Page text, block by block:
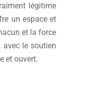
légitime
un espace et
et la force
avec le soutien
et ouvert.